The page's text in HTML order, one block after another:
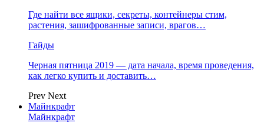
Где найти все ящики, секреты, контейнеры стим,
растения, зашифрованные записи, врагов…
Гайды
Черная пятница 2019 — дата начала, время проведения,
как легко купить и доставить…
Prev Next
Майнкрафт
Майнкрафт